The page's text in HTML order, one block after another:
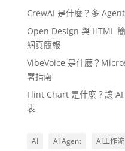
CrewAI 是什麼？多
Open Design 與 HTML
網頁簡報
VibeVoice 是什麼？
署指南
Flint Chart 是什麼？讓
表
AI AI Agent AI工作流